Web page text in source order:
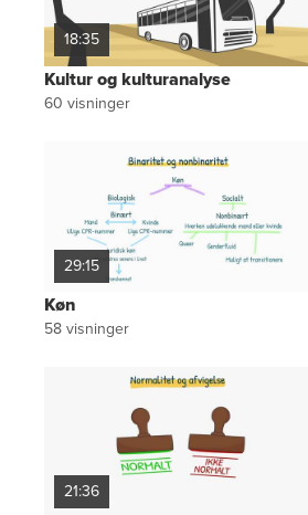
18:35
Kultur og kulturanalyse
60 visninger
29:15
Køn
58visninger
21:36